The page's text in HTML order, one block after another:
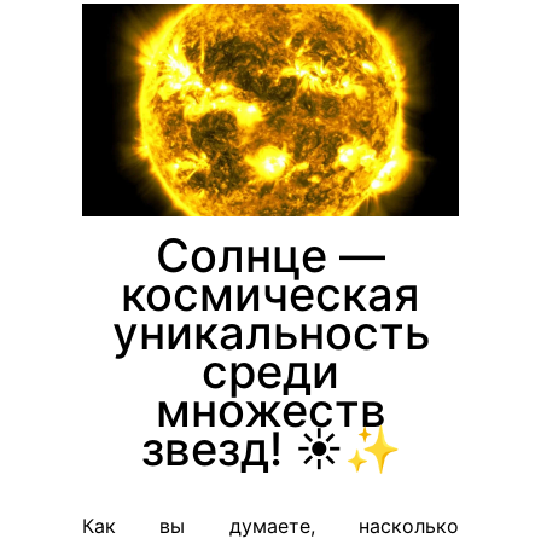
Солнце —
космическая
уникальность
среди
множеств
звезд! ☀️✨
Как вы думаете, насколько